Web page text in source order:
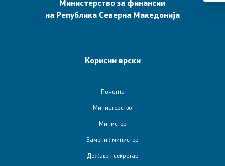
Буџет и финансирање на ЕЛС
Гаранции за позајмување од странство
Министерство за финансии
на Република Северна Македонија
Корисни врски
Почетна
Министерство
Министер
Заменик министер
Државен секретар